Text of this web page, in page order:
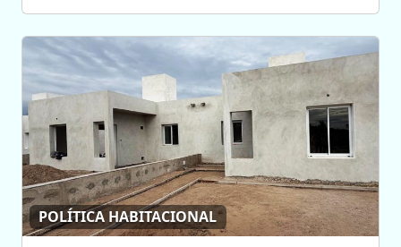
POLÍTICA HABITACIONAL